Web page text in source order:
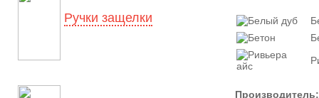
Ручки защелки